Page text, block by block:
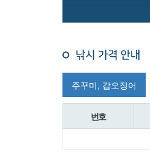
주꾸미, 갑오징어
번호